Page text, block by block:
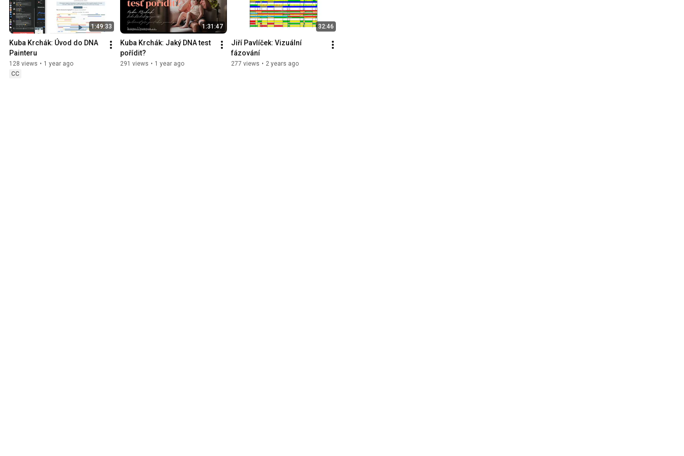
1:49:33
Kuba Krchák: Úvod do DNA
Painteru
128 views • 1 year ago
CC
1:31:47
Kuba Krchák: Jaký DNA test
pořídit?
291 views • 1 year ago
32:46
Jiří Pavlíček: Vizuální
fázování
277 views • 2 years ago